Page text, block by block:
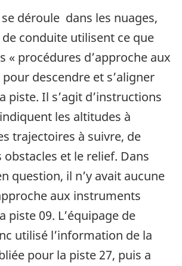
se déroule dans les nuages,
conduite utilisent ce que
« procédures d’approche aux
descendre et s’aligner
piste. Il s’agit d’instructions
les altitudes à
trajectoires à suivre, de
obstacles et le relief. Dans
question, il n’y avait aucune
aux instruments
piste 09. L’équipage de
utilisé l’information de la
pour la piste 27, puis a